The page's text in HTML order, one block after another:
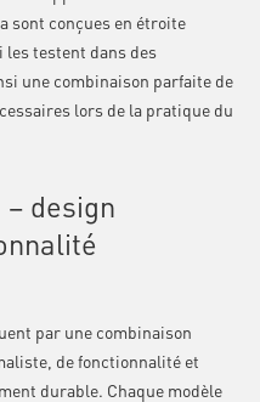
sont conçues en étroite
les testent dans des
une combinaison parfaite de
lors de la pratique du
design
par une combinaison
de fonctionnalité et
durable. Chaque modèle